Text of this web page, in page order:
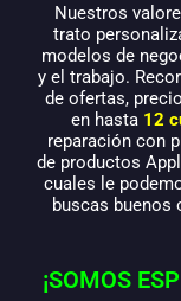
Nuestros
trato
modelos de
y el trabajo.
de ofertas,
en hasta 12
reparación con
de productos
cuales le
buscas buenos
¡SOMOS